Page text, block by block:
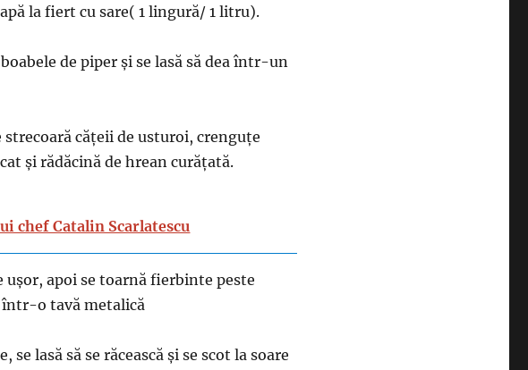
la fiert cu sare( 1 lingură/ 1 litru).
de piper și se lasă să dea într-un
cățeii de usturoi, crenguțe
și rădăcină de hrean curățată.
chef Catalin Scarlatescu
ușor, apoi se toarnă fierbinte peste
într-o tavă metalică
se lasă să se răcească și se scot la soare